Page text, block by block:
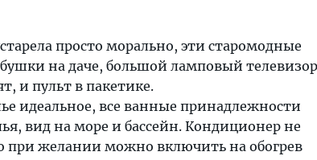
просто морально, эти старомодные
на даче, большой ламповый
и пульт в пакетике.
идеальное, все ванные принадлежности
вид на море и бассейн. Кондиционер не
при желании можно включить на обогрев